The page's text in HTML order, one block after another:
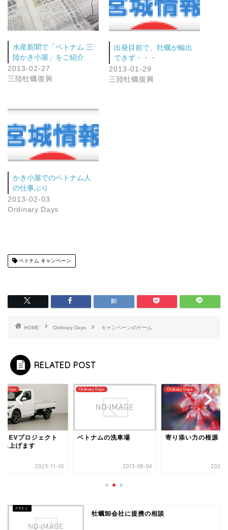
水産新聞で「ベトナム 三
陸かき小屋」をご紹介
2013-02-27
三陸牡蠣復興
出発目前で、牡蠣が輸出
できず・・・
2013-01-29
三陸牡蠣復興
かき小屋でのベトナム人
の仕事ぶり
2013-02-03
Ordinary Days
ベトナム キャンペーン
HOME Ordinary Days キャンペーンのゲーム
RELATED POST
Days
ラEVプロジェクト
ち上げます
2025-11-10
Ordinary Days
ベトナムの洗車場
2013-08-04
Ordinary Days
寄り添い力の根源
2024-
牡蠣卸会社に提携の相談